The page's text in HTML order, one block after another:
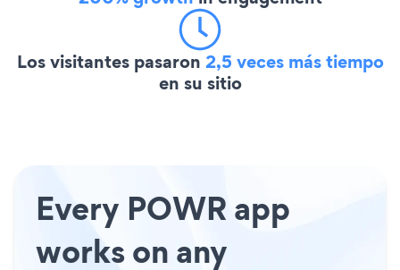
Los visitantes pasaron 2,5 veces más tiempo
en su sitio
Every POWR app
works on any